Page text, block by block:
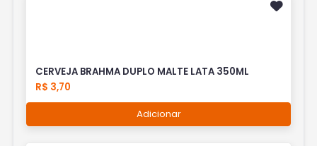
CERVEJA BRAHMA DUPLO MALTE LATA 350ML
R$ 3,70
Adicionar